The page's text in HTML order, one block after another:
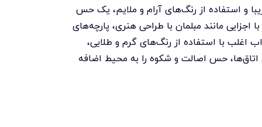
و استفاده از رنگ‌های آرام و ملایم، یک حس
مانند مبلمان با طراحی هنری، پارچه‌های
اغلب با استفاده از رنگ‌های گرم و طلایی،
اتاق‌ها، حس اصالت و شکوه را به محیط اضافه